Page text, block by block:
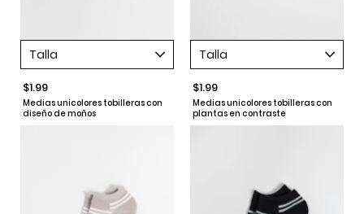
Talla
$1.99
Medias unicolores tobilleras con
diseño de moños
Talla
$1.99
Medias unicolores tobilleras con
plantas en contraste